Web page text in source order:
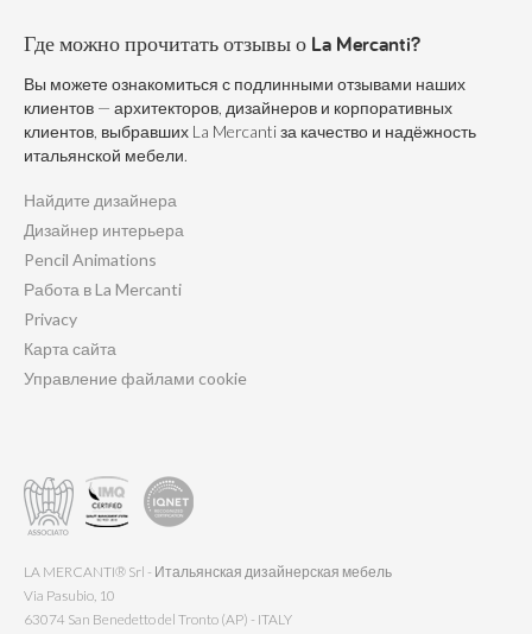
Где можно прочитать отзывы о La Mercanti?
Вы можете ознакомиться с подлинными отзывами наших
клиентов — архитекторов, дизайнеров и корпоративных
клиентов, выбравших La Mercanti за качество и надёжность
итальянской мебели.
Найдите дизайнера
Дизайнер интерьера
Pencil Animations
Работа в La Mercanti
Privacy
Карта сайта
Управление файлами cookie
LA MERCANTI® Srl - Итальянская дизайнерская мебель
Via Pasubio, 10
63074 San Benedetto del Tronto (AP) - ITALY